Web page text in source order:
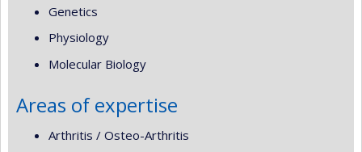
Genetics
Physiology
Molecular Biology
Areas of expertise
Arthritis / Osteo-Arthritis